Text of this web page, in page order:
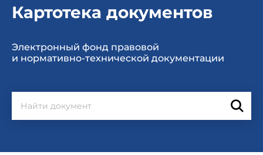
Картотека документов
Электронный фонд правовой
и нормативно-технической документации